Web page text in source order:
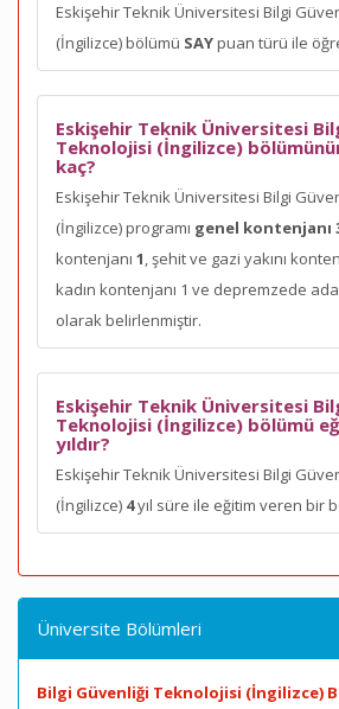
Eskişehir Teknik Üniversitesi Bilgi
(İngilizce) bölümü SAYpuan türü ile
Eskişehir Teknik Üniversitesi
Teknolojisi (İngilizce)
kaç?
Eskişehir Teknik Üniversitesi Bilgi
(İngilizce) programı genel kontenjanı
kontenjanı 1, şehit ve gazi yakını
kadın kontenjanı 1 ve depremzede
olarak belirlenmiştir.
Eskişehir Teknik Üniversitesi
Teknolojisi (İngilizce) bölümü
yıldır?
Eskişehir Teknik Üniversitesi Bilgi
(İngilizce) 4yıl süre ile eğitim veren bir
Üniversite Bölümleri
Bilgi Güvenliği Teknolojisi (İngilizce)